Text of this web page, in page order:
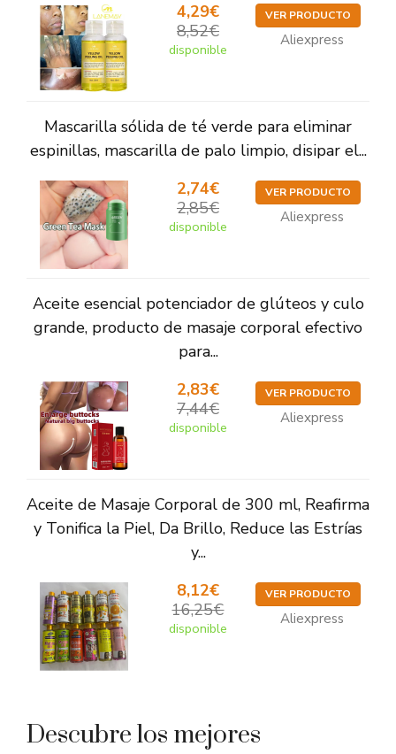
4,29€
8,52€
disponible
VER PRODUCTO
Aliexpress
Mascarilla sólida de té verde para eliminar
espinillas, mascarilla de palo limpio, disipar el...
2,74€
2,85€
disponible
VER PRODUCTO
Aliexpress
Aceite esencial potenciador de glúteos y culo
grande, producto de masaje corporal efectivo
para...
2,83€
7,44€
disponible
VER PRODUCTO
Aliexpress
Aceite de Masaje Corporal de 300 ml, Reafirma
y Tonifica la Piel, Da Brillo, Reduce las Estrías
y...
8,12€
16,25€
disponible
VER PRODUCTO
Aliexpress
Descubre los mejores